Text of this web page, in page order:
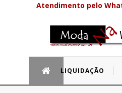
Atendimento pelo
LIQUIDAÇÃO